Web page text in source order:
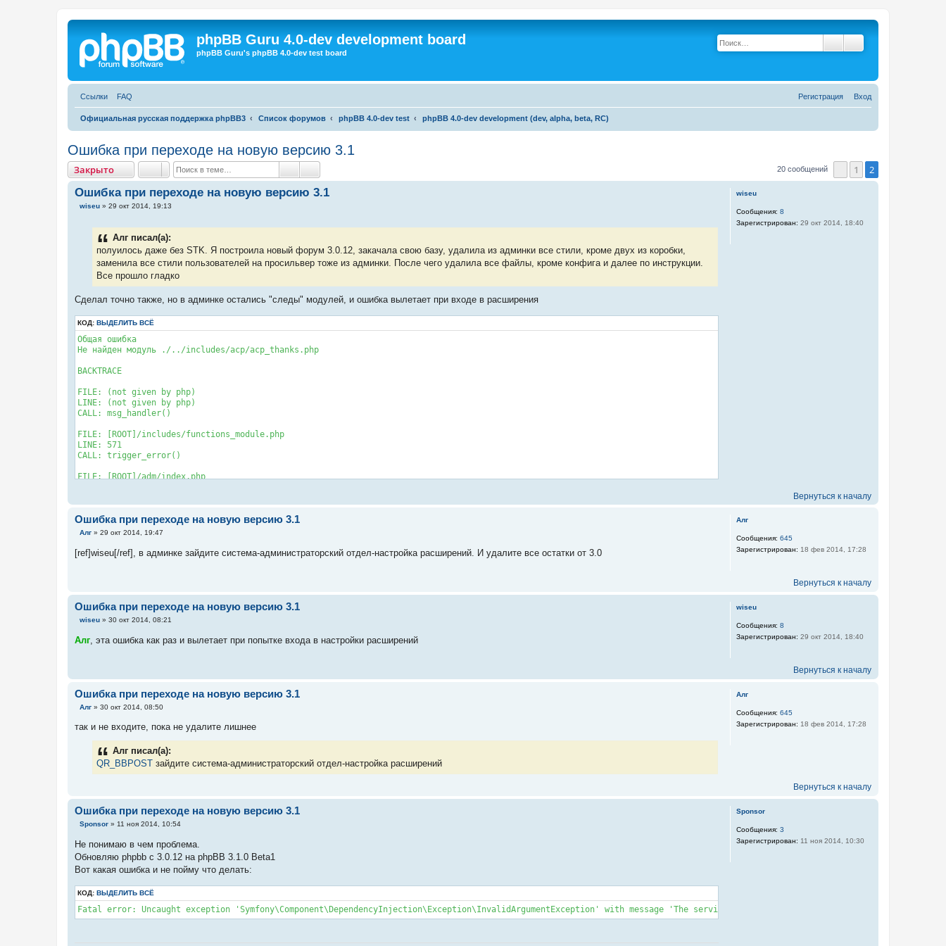
phpBB Guru 4.0-dev development board
phpBB Guru's phpBB 4.0-dev test board ПоискРасширенный
Ссылки FAQ Вход
Регистрация
Официальная русская поддержка phpBB3 Список форумов phpBB 4.0-dev test phpBB 4.0-dev development (dev, alpha, beta, RC)
Ошибка при переходе на новую версию 3.1
Закрыто
Закрыто ПоискРасширенный поиск 20 сообщений Пред.
1 2
wiseu
Сообщения: 8
Зарегистрирован: 29 окт 2014, 18:40
Ошибка при переходе на новую версию 3.1
С
wiseu » 29 окт 2014, 19:13
Алг писал(а):
полуилось даже без STK. Я построила новый форум 3.0.12, закачала свою базу, удалила из админки все стили, кроме двух из коробки,
заменила все стили пользователей на просильвер тоже из админки. После чего удалила все файлы, кроме конфига и далее по инструкции.
Все прошло гладко
Сделал точно также, но в админке остались "следы" модулей, и ошибка вылетает при входе в расширения
КОД: ВЫДЕЛИТЬ ВСЁ
Общая ошибка
Не найден модуль ./../includes/acp/acp_thanks.php
BACKTRACE
FILE: (not given by php)
LINE: (not given by php)
CALL: msg_handler()
FILE: [ROOT]/includes/functions_module.php
LINE: 571
CALL: trigger_error()
FILE: [ROOT]/adm/index.php
Вернуться к началу
Алг
Сообщения: 645
Зарегистрирован: 18 фев 2014, 17:28
Ошибка при переходе на новую версию 3.1
С
б
Алг » 29 окт 2014, 19:47
[ref]wiseu[/ref], в админке зайдите система-администраторский отдел-настройка расширений. И удалите все остатки от 3.0
Вернуться к началу
wiseu
Сообщения: 8
Зарегистрирован: 29 окт 2014, 18:40
Ошибка при переходе на новую версию 3.1
С
б
и
wiseu » 30 окт 2014, 08:21
Алг , эта ошибка как раз и вылетает при попытке входа в настройки расширений
Вернуться к началу
Алг
Сообщения: 645
Зарегистрирован: 18 фев 2014, 17:28
Ошибка при переходе на новую версию 3.1
С
б
Алг » 30 окт 2014, 08:50
так и не входите, пока не удалите лишнее
Алг писал(а):
QR_BBPOST зайдите система-администраторский отдел-настройка расширений
Вернуться к началу
Sponsor
Сообщения: 3
Зарегистрирован: 11 ноя 2014, 10:30
Ошибка при переходе на новую версию 3.1
С
о
б
щ
е
н
е
Sponsor » 11 ноя 2014, 10:54
Не понимаю в чем проблема.
Обновляю phpbb с 3.0.12 на phpBB 3.1.0 Beta1
Вот какая ошибка и не пойму что делать:
КОД: ВЫДЕЛИТЬ ВСЁ
Fatal error: Uncaught exception 'Symfony\Component\DependencyInjection\Exception\InvalidArgumentException' with message 'The service definition "auth.provider.joomla" does